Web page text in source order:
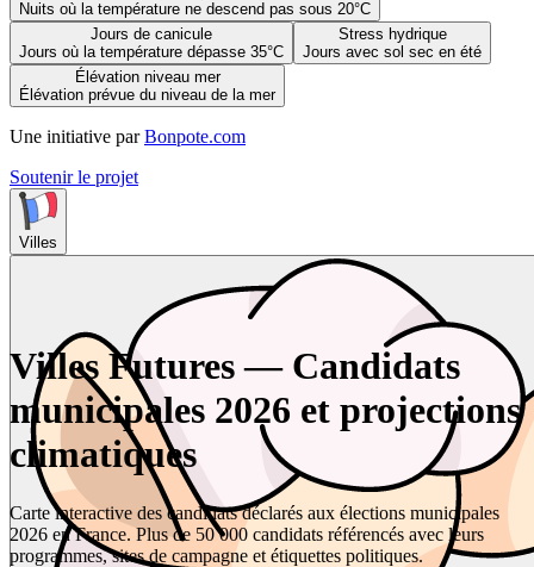
Nuits où la température ne descend pas sous 20°C
Jours de canicule
Jours où la température dépasse 35°C
Stress hydrique
Jours avec sol sec en été
Élévation niveau mer
Élévation prévue du niveau de la mer
Une initiative par Bonpote.com
Soutenir le projet
Villes
Villes Futures — Candidats
municipales 2026 et projections
climatiques
Carte interactive des candidats déclarés aux élections municipales
2026 en France. Plus de 50 000 candidats référencés avec leurs
programmes, sites de campagne et étiquettes politiques.